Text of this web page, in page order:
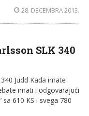
28. DECEMBRA 2013.
SLK 340
Judd Kada imate
imati i odgovarajući
sa 610 KS i svega 780